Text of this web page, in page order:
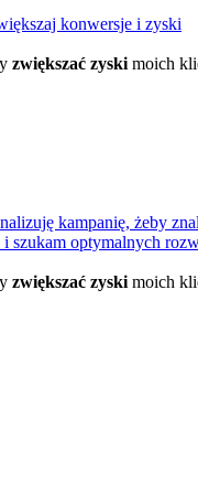
konwersje i zyski
zwiększać zyski moich
kampanię, żeby
szukam optymalnych
zwiększać zyski moich